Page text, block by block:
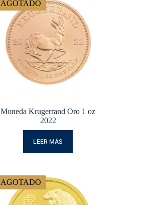
AGOTADO
Moneda Krugerrand Oro 1 oz
2022
LEER MÁS
AGOTADO